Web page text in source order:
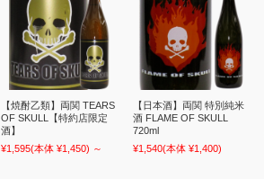
【焼酎乙類】両関 TEARS
OF SKULL【特約店限定
酒】
¥1,595(本体 ¥1,450) ～
【日本酒】両関 特別純米
酒 FLAME OF SKULL
720ml
¥1,540(本体 ¥1,400)